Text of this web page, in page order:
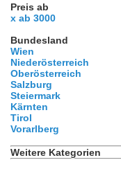
Preis ab
x ab 3000
Bundesland
Wien
Niederösterreich
Oberösterreich
Salzburg
Steiermark
Kärnten
Tirol
Vorarlberg
Weitere Kategorien